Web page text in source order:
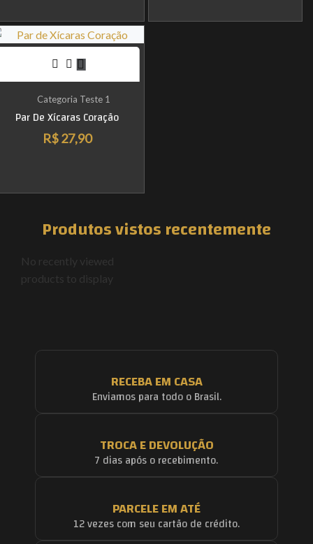
Categoria Teste 1
Par De Xícaras Coração
R$27,90
Produtos vistos recentemente
No recently viewed
products to display
RECEBA EM CASA
Enviamos para todo o Brasil.
TROCA E DEVOLUÇÃO
7 dias após o recebimento.
PARCELE EM ATÉ
12 vezes com seu cartão de crédito.